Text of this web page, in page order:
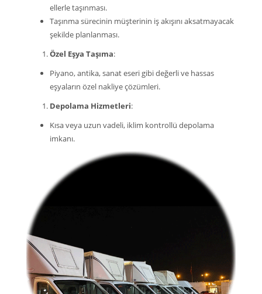
ellerle taşınması.
Taşınma sürecinin müşterinin iş akışını aksatmayacak
şekilde planlanması.
Özel Eşya Taşıma:
Piyano, antika, sanat eseri gibi değerli ve hassas
eşyaların özel nakliye çözümleri.
Depolama Hizmetleri:
Kısa veya uzun vadeli, iklim kontrollü depolama
imkanı.